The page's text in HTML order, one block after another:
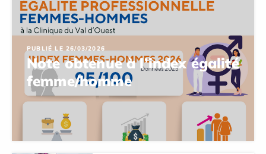
PUBLIÉ LE 26/03/2026
Note obtenue à l’index égalité
femme/homme